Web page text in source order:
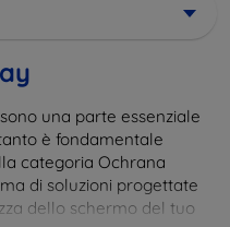
una parte essenziale
è fondamentale
categoria Ochrana
di soluzioni progettate
dello schermo del tuo